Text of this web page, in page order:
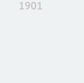
1901